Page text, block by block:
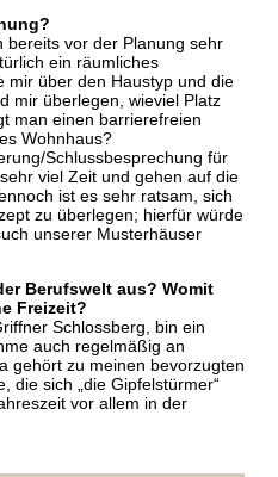
bereits vor der Planung sehr
ein räumliches
mir über den Haustyp und die
mir überlegen, wieviel Platz
man einen barrierefreien
Wohnhaus?
Schlussbesprechung für
viel Zeit und gehen auf die
ist es sehr ratsam, sich
zu überlegen; hierfür würde
unserer Musterhäuser
Berufswelt aus? Womit
Freizeit?
Schlossberg, bin ein
auch regelmäßig an
gehört zu meinen bevorzugten
die sich „die Gipfelstürmer“
vor allem in der